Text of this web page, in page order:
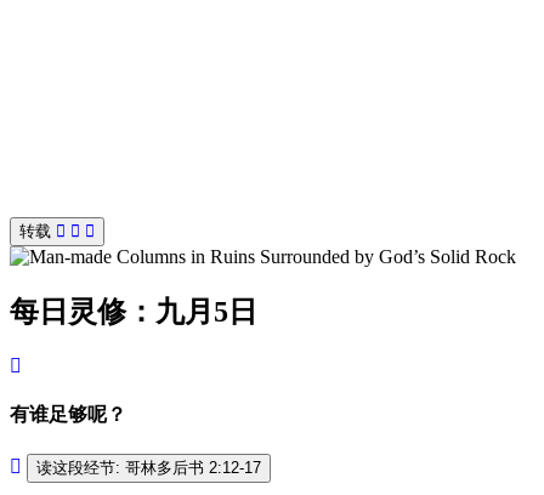
转载
每日灵修：九月5日
有谁足够呢？
读这段经节: 哥林多后书 2:12-17